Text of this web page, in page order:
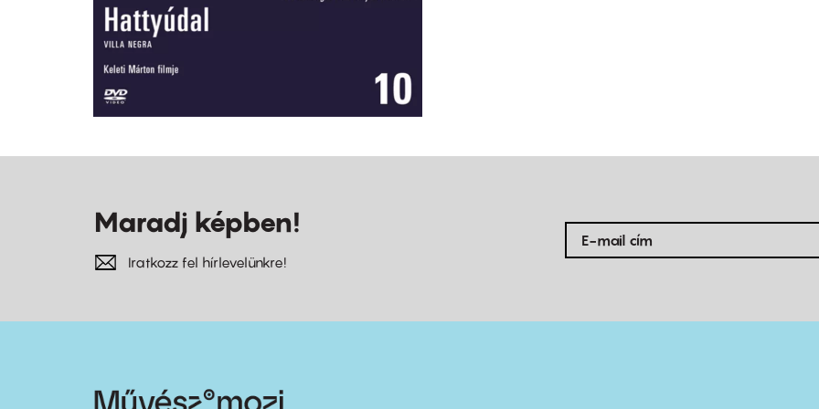
Maradj képben!
Iratkozz fel hírlevelünkre!